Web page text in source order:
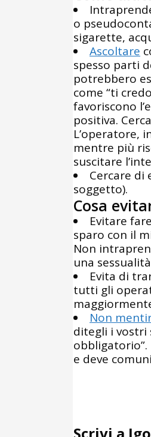
o
sigarette,
Ascoltare
spesso parti
potrebbero
come “ti
favoriscono
positiva.
L’operatore,
mentre più
suscitare
Cercare di
soggetto).
Cosa
Evitare
sparo con il
Non
una
Evita di
tutti gli
Non
ditegli i vostri
e deve